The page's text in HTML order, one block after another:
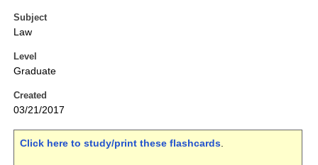
Subject
Law
Level
Graduate
Created
03/21/2017
Click here to study/print these flashcards.